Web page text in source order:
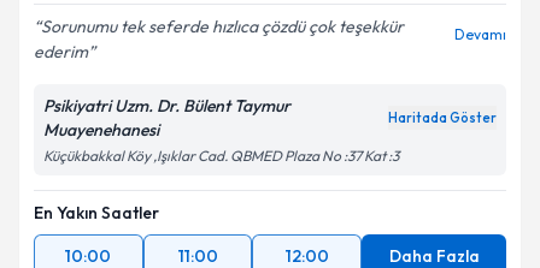
Sorunumu tek seferde hızlıca çözdü çok teşekkür
ederim
Devamı
Psikiyatri Uzm. Dr. Bülent Taymur
Muayenehanesi
Haritada Göster
Küçükbakkal Köy ,Işıklar Cad. QBMED Plaza No :37 Kat :3
En Yakın Saatler
10:00
11:00 12:00 Daha Fazla